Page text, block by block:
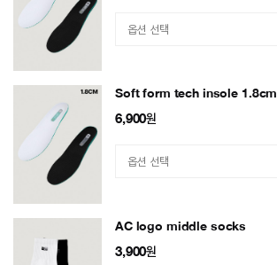
Soft form tech insole 1.8cm
6,900원
AC logo middle socks
3,900원